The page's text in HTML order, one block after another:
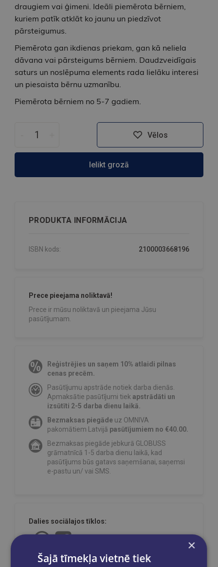
draugiem vai ģimeni. Ideāli piemērota bērniem,
kuriem patīk atklāt ko jaunu un piedzīvot
pārsteigumus.
Piemērota gan ikdienas priekam, gan kā neliela
dāvana vai pārsteigums bērniem. Daudzveidīgais
saturs un noslēpuma elements rada lielāku interesi
un piesaista bērnu uzmanību.
Piemērota bērniem no 5-7 gadiem.
Vēlos
Ielikt grozā
PRODUKTA INFORMĀCIJA
ISBN kods: 2100003668196
Prece pieejama noliktavā!
Prece ir mūsu noliktavā un pieejama Jūsu
pasūtījumam.
Reģistrējies un saņem 10% atlaidi pilnas
cenas precēm.
Pasūtījumu apstrāde notiek darba dienās.
Apmaksātie pasūtījumi tiek apstrādāti un
izsūtīti 2-5 darba dienu laikā.
Bezmaksas piegāde uz OMNIVA
pakomātiem Latvijā pasūtījumiem no €40.00.
Bezmaksas piegāde jebkurā GLOBUSS
grāmatnīcā 1-5 darba dienu laikā, kad
pasūtījums būs gatavs saņemšanai, saņemsi
e-pastu un/ vai SMS.
Dalies sociālajos tīklos:
×
Šajā tīmekļa vietnē tiek